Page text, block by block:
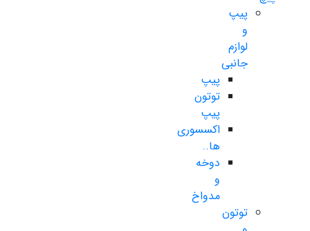
پیپ
و
لوازم
جانبی
پیپ
توتون
پیپ
اکسسوری
ها..
دوخه
و
مدواخ
توتون